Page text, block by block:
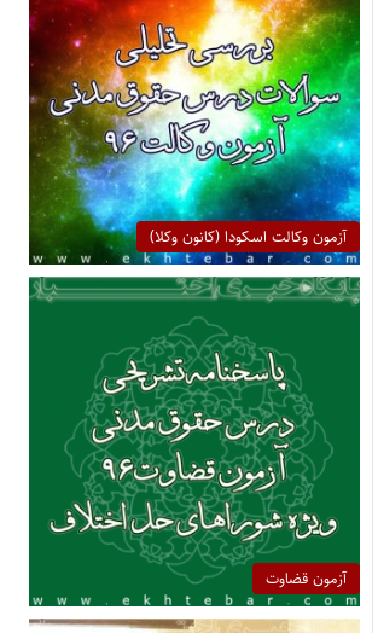
آزمون وکالت اسکودا (کانون وکلا)
آزمون قضاوت